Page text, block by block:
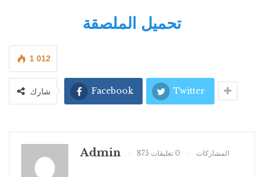
تحميل الملصقة
1 012
شارك Facebook Twitter
Admin 875 المشاركات 0 تعليقات